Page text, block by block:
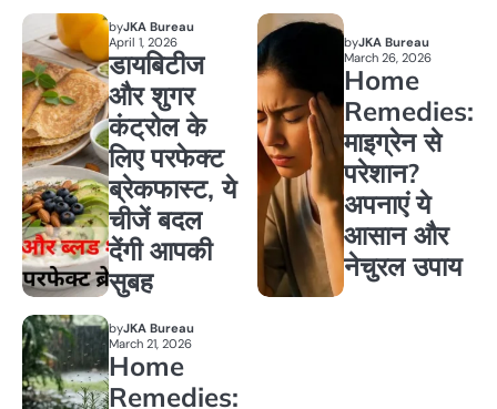
byJKA Bureau
April 1, 2026
डायबिटीज
और शुगर
कंट्रोल के
लिए परफेक्ट
ब्रेकफास्ट, ये
चीजें बदल
देंगी आपकी
सुबह
byJKA Bureau
March 26, 2026
Home
Remedies:
माइग्रेन से
परेशान?
अपनाएं ये
आसान और
नेचुरल उपाय
byJKA Bureau
March 21, 2026
Home
Remedies: